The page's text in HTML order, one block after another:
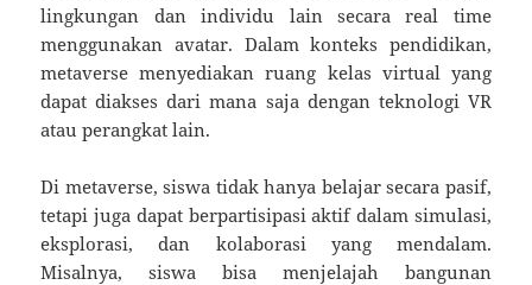
lingkungan dan individu lain secara real time
menggunakan avatar. Dalam konteks pendidikan,
metaverse menyediakan ruang kelas virtual yang
dapat diakses dari mana saja dengan teknologi VR
atau perangkat lain.
Di metaverse, siswa tidak hanya belajar secara pasif,
tetapi juga dapat berpartisipasi aktif dalam simulasi,
eksplorasi, dan kolaborasi yang mendalam.
Misalnya, siswa bisa menjelajah bangunan